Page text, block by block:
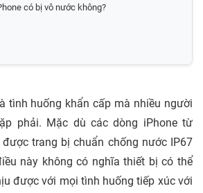
có bị vô nước không?
tình huống khẩn cấp mà nhiều người
phải. Mặc dù các dòng iPhone từ
trang bị chuẩn chống nước IP67
này không có nghĩa thiết bị có thể
được với mọi tình huống tiếp xúc với